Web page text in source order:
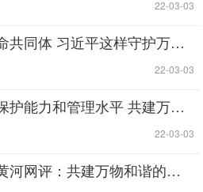
| 22-03-03
共建地球生命共同体 习近平这样守护万物和谐的美丽家园
| 22-03-03
和管理水平 共建万物和谐的美丽家园
| 22-03-03
网评：共建万物和谐的美丽家园